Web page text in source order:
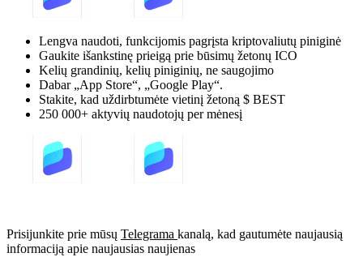
Lengva naudoti, funkcijomis pagrįsta kriptovaliutų piniginė
Gaukite išankstinę prieigą prie būsimų žetonų ICO
Kelių grandinių, kelių piniginių, ne saugojimo
Dabar „App Store“, „Google Play“.
Stakite, kad uždirbtumėte vietinį žetoną $ BEST
250 000+ aktyvių naudotojų per mėnesį
Prisijunkite prie mūsų Telegrama kanalą, kad gautumėte naujausią
informaciją apie naujausias naujienas